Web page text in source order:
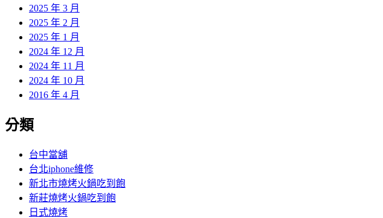
2025 年 3 月
2025 年 2 月
2025 年 1 月
2024 年 12 月
2024 年 11 月
2024 年 10 月
2016 年 4 月
分類
台中當舖
台北iphone維修
新北市燒烤火鍋吃到飽
新莊燒烤火鍋吃到飽
日式燒烤